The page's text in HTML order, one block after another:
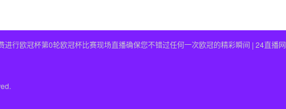
行欧冠杯第0轮欧冠杯比赛现场直播确保您不错过任何一次欧冠的精彩瞬间 | 24直播网